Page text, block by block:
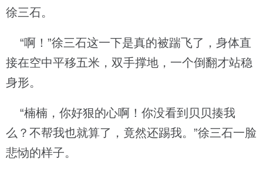
徐三石。
“啊！”徐三石这一下是真的被踹飞了，身体直
接在空中平移五米，双手撑地，一个倒翻才站稳
身形。
“楠楠，你好狠的心啊！你没看到贝贝揍我
么？不帮我也就算了，竟然还踢我。”徐三石一脸
悲恸的样子。